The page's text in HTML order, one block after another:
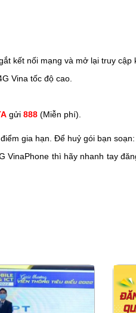
kết nối mạng và mở lại truy cập
Vina tốc độ cao.
gửi 888 (Miễn phí).
gia hạn. Để huỷ gói bạn soạn:
VinaPhone thì hãy nhanh tay